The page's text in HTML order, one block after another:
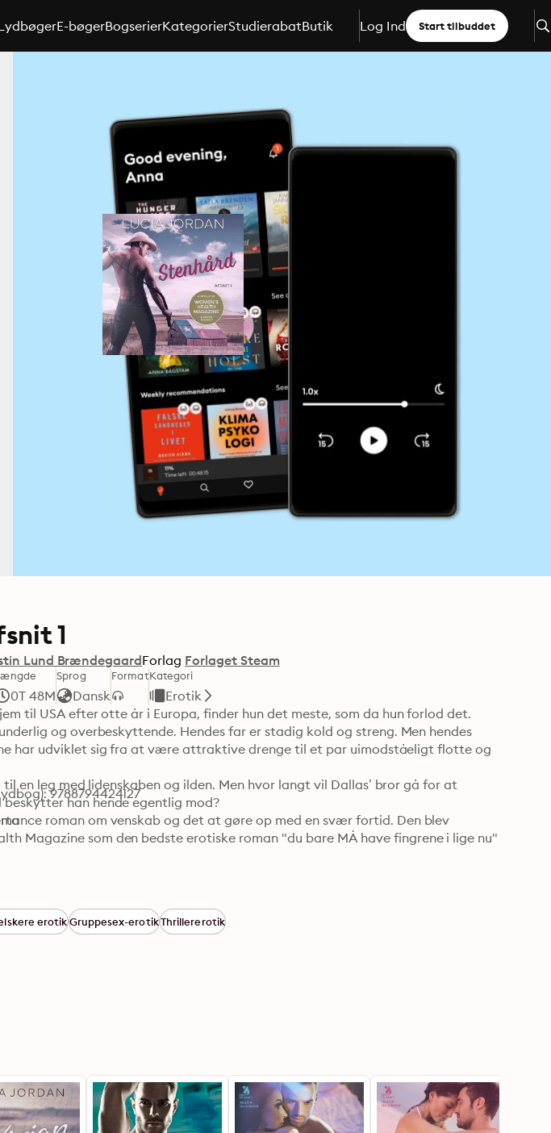
E-bøgerBogserierKategorierStudierabatButik Log Ind Start tilbuddet
1
Lund BrændegaardForlag Forlaget Steam
0T 48M
Sprog
Dansk
FormatKategori
Erotik
til USA efter otte år i Europa, finder hun det meste, som da hun forlod det.
og overbeskyttende. Hendes far er stadig kold og streng. Men hendes
har udviklet sig fra at være attraktive drenge til et par uimodståeligt flotte og
en leg med lidenskaben og ilden. Men hvor langt vil Dallas’ bror gå for at
han hende egentlig mod?
roman om venskab og det at gøre op med en svær fortid. Den blev
Magazine som den bedste erotiske roman "du bare MÅ have fingrene i lige nu"
9788794424127
erotikGruppesex-erotikThrillererotik